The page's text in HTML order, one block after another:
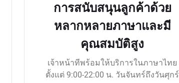
การสนับสนุนลูกค้าด้วย
หลากหลายภาษาและมี
คุณสมบัติสูง
เจ้าหน้าทีพร้อมให้บริการในภาษาไทย
ตั้งแต่ 9:00-22:00 น. วันจันทร์ถึงวันศุกร์